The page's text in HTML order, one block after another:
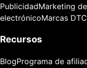
PublicidadMarketing
electrónicoMarcas DTC
Recursos
BlogPrograma de